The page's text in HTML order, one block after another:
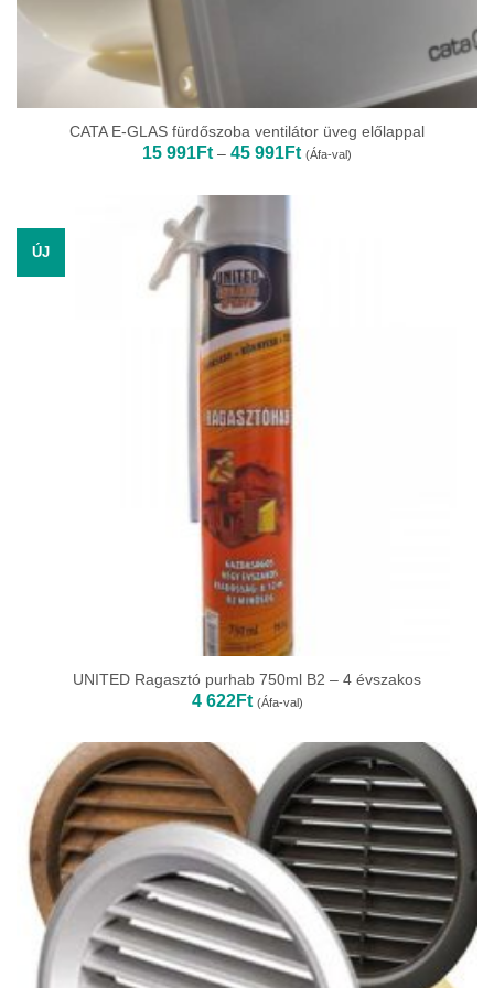
CATA E-GLAS fürdőszoba ventilátor üveg előlappal
15 991Ft – 45 991FtÁrtartomány:
15
(Áfa-val)
ÚJ
UNITED Ragasztó purhab 750ml B2 – 4 évszakos
4 622Ft (Áfa-val)